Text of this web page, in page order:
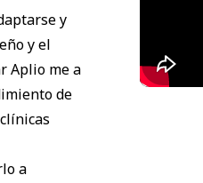
y
y el
Aplio me a
de
a